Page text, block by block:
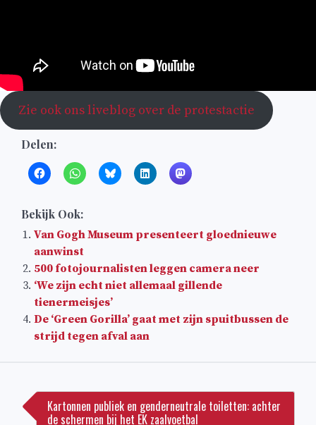
Zie ook ons liveblog over de protestactie
Delen:
Bekijk Ook:
Van Gogh Museum presenteert gloednieuwe
aanwinst
500 fotojournalisten leggen camera neer
‘We zijn echt niet allemaal gillende
tienermeisjes’
De ‘Green Gorilla’ gaat met zijn spuitbussen de
strijd tegen afval aan
navigatie
Kartonnen publiek en genderneutrale toiletten: achter
de schermen bij het EK zaalvoetbal